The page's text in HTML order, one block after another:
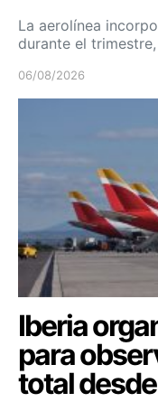
La aerolínea
durante el
06/08/2026
Iberia
para
total